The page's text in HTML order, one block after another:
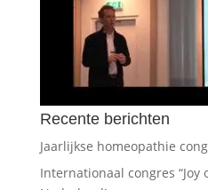
Recente berichten
Jaarlijkse homeopathie
Internationaal congres “Joy